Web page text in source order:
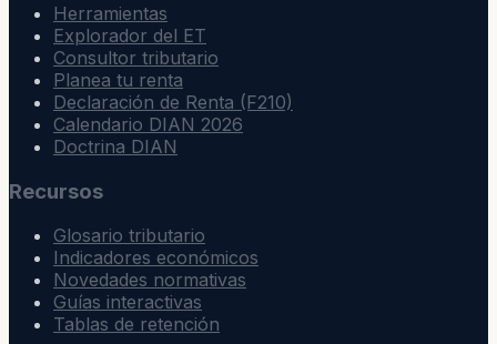
Herramientas
Explorador del ET
Consultor tributario
Planea tu renta
Declaración de Renta (F210)
Calendario DIAN 2026
Doctrina DIAN
Recursos
Glosario tributario
Indicadores económicos
Novedades normativas
Guías interactivas
Tablas de retención